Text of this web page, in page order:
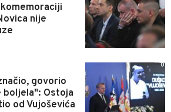
nije
govorio
boljela": Ostoja
od Vujoševića
0